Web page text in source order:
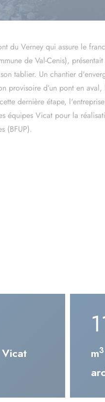
du Verney qui assure le
de Val-Cenis),
tablier. Un chantier
provisoire d’un pont en
dernière étape,
équipes Vicat pour la
(BFUP).
m3